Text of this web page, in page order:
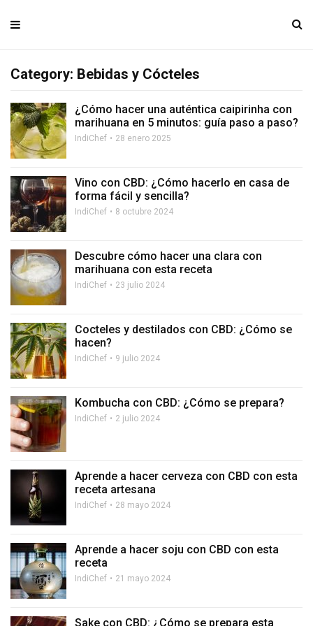
Category: Bebidas y Cócteles
¿Cómo hacer una auténtica caipirinha con
marihuana en 5 minutos: guía paso a paso?
IndiChef 28 enero 2025
Vino con CBD: ¿Cómo hacerlo en casa de
forma fácil y sencilla?
IndiChef 8 octubre 2024
Descubre cómo hacer una clara con
marihuana con esta receta
IndiChef 23 julio 2024
Cocteles y destilados con CBD: ¿Cómo se
hacen?
IndiChef 9 julio 2024
Kombucha con CBD: ¿Cómo se prepara?
IndiChef 2 julio 2024
Aprende a hacer cerveza con CBD con esta
receta artesana
IndiChef 28 mayo 2024
Aprende a hacer soju con CBD con esta
receta
IndiChef 21 mayo 2024
Sake con CBD: ¿Cómo se prepara esta